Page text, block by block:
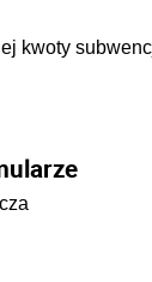
kwoty